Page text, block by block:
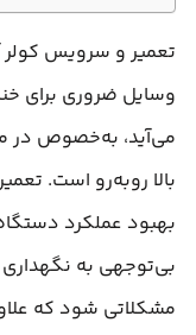
تعمیر و سرویس کولر
وسایل ضروری برای
می‌آید، به‌خصوص در
بالا روبه‌رو است.
بهبود عملکرد
بی‌توجهی به نگهداری
مشکلاتی شود که